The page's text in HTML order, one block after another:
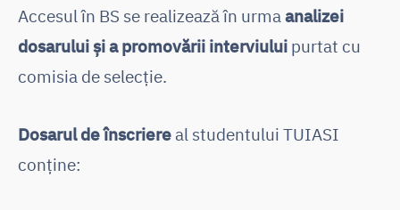
Accesul în BS se realizează în urmaanalizei
dosarului și a promovării interviului purtat cu
comisia de selecție.
Dosarul de înscriere al studentului TUIASI
conține: